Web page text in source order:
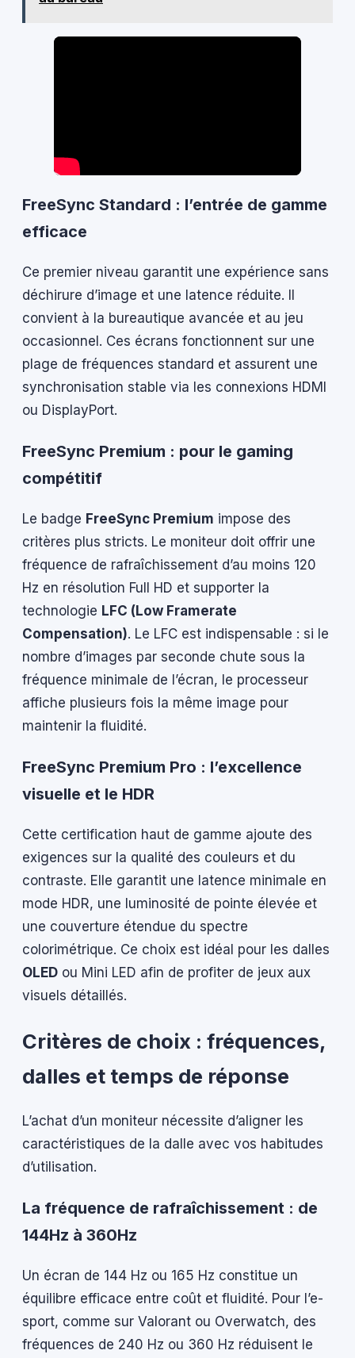
FreeSync Standard : l’entrée de gamme
efficace
Ce premier niveau garantit une expérience sans
déchirure d’image et une latence réduite. Il
convient à la bureautique avancée et au jeu
occasionnel. Ces écrans fonctionnent sur une
plage de fréquences standard et assurent une
synchronisation stable via les connexions HDMI
ou DisplayPort.
FreeSync Premium : pour le gaming
compétitif
Le badge FreeSync Premium impose des
critères plus stricts. Le moniteur doit offrir une
fréquence de rafraîchissement d’au moins 120
Hz en résolution Full HD et supporter la
technologie LFC (Low Framerate
Compensation). Le LFC est indispensable : si le
nombre d’images par seconde chute sous la
fréquence minimale de l’écran, le processeur
affiche plusieurs fois la même image pour
maintenir la fluidité.
FreeSync Premium Pro : l’excellence
visuelle et le HDR
Cette certification haut de gamme ajoute des
exigences sur la qualité des couleurs et du
contraste. Elle garantit une latence minimale en
mode HDR, une luminosité de pointe élevée et
une couverture étendue du spectre
colorimétrique. Ce choix est idéal pour les dalles
OLED ou Mini LED afin de profiter de jeux aux
visuels détaillés.
Critères de choix : fréquences,
dalles et temps de réponse
L’achat d’un moniteur nécessite d’aligner les
caractéristiques de la dalle avec vos habitudes
d’utilisation.
La fréquence de rafraîchissement : de
144Hz à 360Hz
Un écran de 144 Hz ou 165 Hz constitue un
équilibre efficace entre coût et fluidité. Pour l’e-
sport, comme sur Valorant ou Overwatch, des
fréquences de 240 Hz ou 360 Hz réduisent le